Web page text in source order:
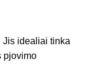
Jis idealiai tinka
pjovimo